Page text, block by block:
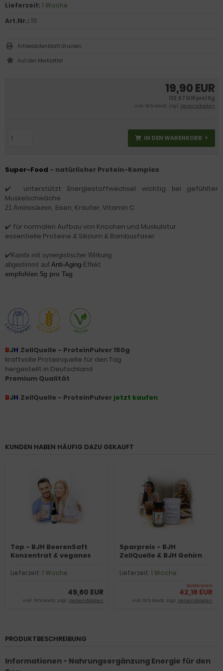
19,90 EUR
132,67 EUR pro 1 Kg
inkl. 19 % MwSt. zzgl. Versandkosten
IN DEN WARENKORB
Super-Food - natürlicher Protein-Komplex
✔️ unterstützt Energiestoffwechsel wichtig bei gefühlter
Muskelschwäche
21 Aminosäuren, Eisen, Kräuter, Vitamin C
✔️ für normalen Aufbau von Knochen und Muskulatur
essentielle Proteine & Silizium & Bambusfaser
✔️Kombi mit synergistischer Wirkung
abgestimmt auf Anti-Aging-Effekt
empfohlen 5g pro Tag
BJH ZellQuelle - ProteinPulver 150g
kraftvolle Proteinquelle für den Tag
hergestellt in Deutschland
Premium Qualität
BJH ZellQuelle - ProteinPulver jetzt kaufen
Lieferzeit: 1 Woche
Art.Nr.: 111
Artikeldatenblatt drucken
KUNDEN HABEN HÄUFIG DAZU GEKAUFT
Top - BJH BeerenSaft
Konzentrat & veganes
Lieferzeit:1 Woche
49,60 EUR
inkl. 19 % MwSt. zzgl. Versandkosten
Sparpreis - BJH
ZellQuelle & BJH Gehirn
Kapseln
Lieferzeit:1 Woche
Sonderpreis
42,16 EUR
inkl. 19 % MwSt. zzgl. Versandkosten
PRODUKTBESCHREIBUNG
Informationen - Nahrungsergänzung Energie für den